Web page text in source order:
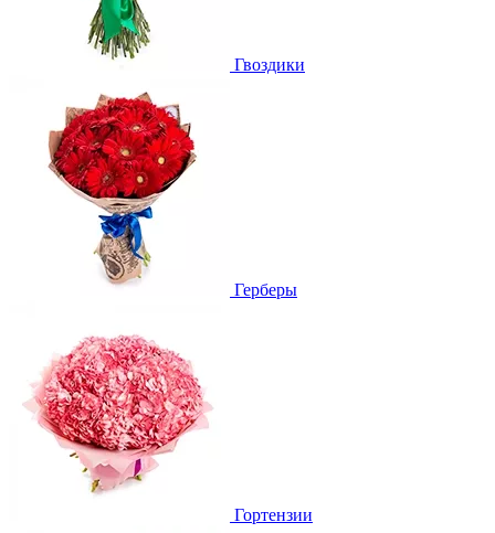
Гвоздики
Герберы
Гортензии